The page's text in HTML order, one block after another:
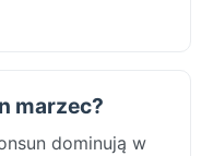
marzec?
dominują w